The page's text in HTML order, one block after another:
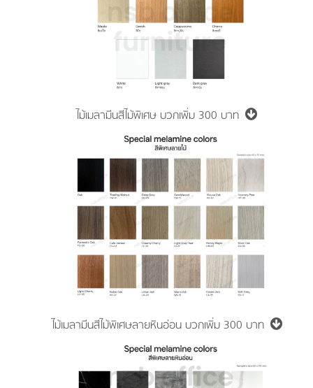
ไม้เมลามีนสีไม้พิเศษ บวกเพิ่ม 300 บาท
ไม้เมลามีนสีไม้พิเศษลายหินอ่อน บวกเพิ่ม 300 บาท